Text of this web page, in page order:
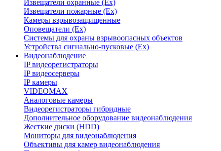
Извещатели охранные (Ex)
Извещатели пожарные (Ex)
Камеры взрывозащищенные
Оповещатели (Ex)
Системы для охраны взрывоопасных объектов
Устройства сигнально-пусковые (Ex)
Видеонаблюдение
IP видеорегистраторы
IP видеосерверы
IP камеры
VIDEOMAX
Аналоговые камеры
Видеорегистраторы гибридные
Дополнительное оборудование видеонаблюдения
Жесткие диски (HDD)
Мониторы для видеонаблюдения
Объективы для камер видеонаблюдения